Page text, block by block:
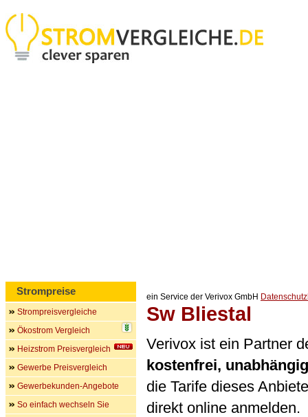
ein Service der Verivox GmbH
Sw Bliestal
Verivox ist ein Partner
kostenfrei,
die Tarife dieses
direkt online anmelden.
Strompreise
Strompreisvergleiche
Ökostrom Vergleich
Heizstrom Preisvergleich
Gewerbe Preisvergleich
Gewerbekunden-Angebote
So einfach wechseln Sie